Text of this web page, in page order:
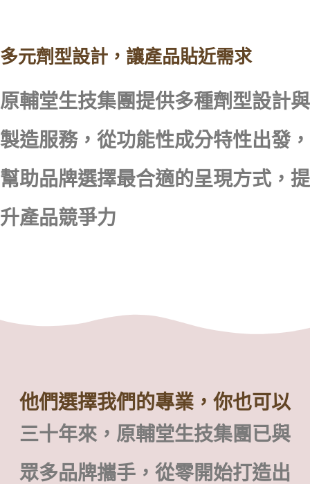
多元劑型設計，讓產品貼近需求
原輔堂生技集團提供多種劑型設計與
製造服務，從功能性成分特性出發，
幫助品牌選擇最合適的呈現方式，提
升產品競爭力
他們選擇我們的專業，你也可以
三十年來，原輔堂生技集團已與
眾多品牌攜手，從零開始打造出